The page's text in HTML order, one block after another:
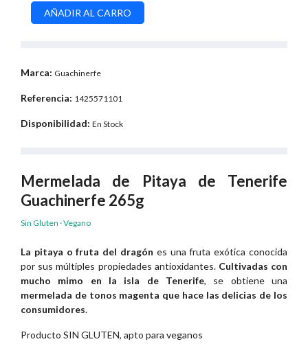
Marca: Guachinerfe
Referencia: 1425571101
Disponibilidad: En Stock
Mermelada de Pitaya de Tenerife
Guachinerfe 265g
Sin Gluten · Vegano
La pitaya o fruta del dragón es una fruta exótica conocida
por sus múltiples propiedades antioxidantes. Cultivadas con
mucho mimo en la isla de Tenerife, se obtiene una
mermelada de tonos magenta que hace las delicias de los
consumidores.
Producto SIN GLUTEN, apto para veganos